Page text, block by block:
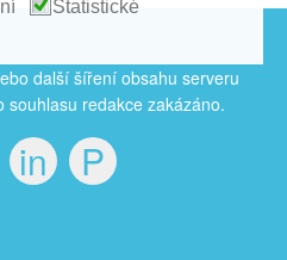
další šíření obsahu serveru
redakce zakázáno.
in P
Statistické